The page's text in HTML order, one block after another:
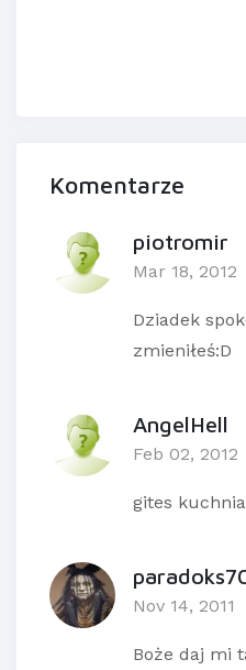
Komentarze
piotromir
Mar 18, 2012
Dziadek
zmieniłeś:D
AngelHell
Feb 02, 2012
gites
Nov 14, 2011
Boże daj mi